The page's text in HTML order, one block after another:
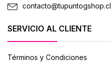
contacto@tupuntogshop.cl
SERVICIO AL CLIENTE
Términos y Condiciones